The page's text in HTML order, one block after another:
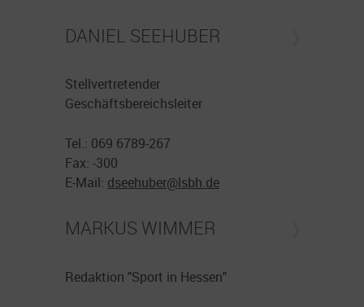
DANIEL SEEHUBER
Stellvertretender
Geschäftsbereichsleiter
Tel.: 069 6789-267
Fax: -300
E-Mail: dseehuber@lsbh.de
MARKUS WIMMER
Redaktion "Sport in Hessen"